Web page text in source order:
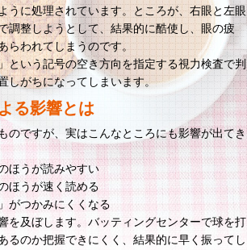
うに処理されています。ところが、右眼と左眼
調整しようとして、結果的に酷使し、眼の疲
らわれてしまうのです。
という記号の空き方向を指定する視力検査で判
しがちになってしまいます。
る影響とは
のですが、実はこんなところにも影響が出てき
ほうが読みやすい
ほうが速く読める
がつかみにくくなる
を及ぼします。バッティングセンターで球を打
るのか把握できにくく、結果的に早く振ってし